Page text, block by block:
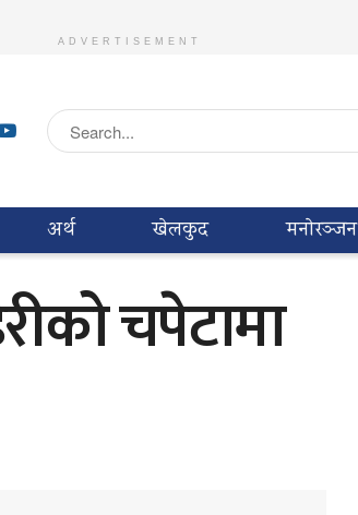
ADVERTISEMENT
अर्थ खेलकुद मनाेरञ्जन
चपेटामा